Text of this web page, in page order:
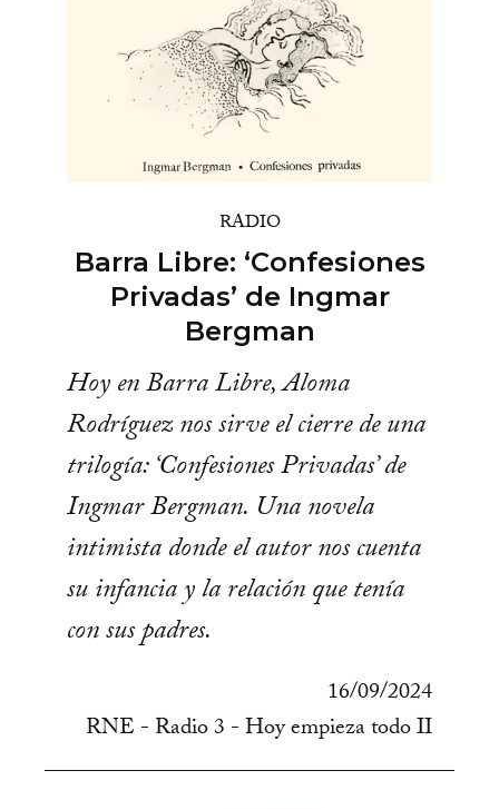
RADIO
Barra Libre: ‘Confesiones
Privadas’ de Ingmar
Bergman
Hoy en Barra Libre, Aloma
Rodríguez nos sirve el cierre de una
trilogía: ‘Confesiones Privadas’ de
Ingmar Bergman. Una novela
intimista donde el autor nos cuenta
su infancia y la relación que tenía
con sus padres.
16/09/2024
RNE - Radio 3 - Hoy empieza todo II